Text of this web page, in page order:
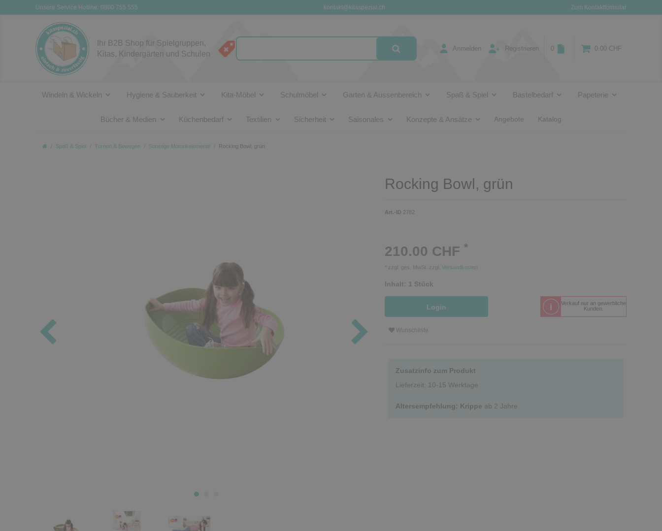
Unsere Service Hotline: 0800 755 555 kontakt@kitaspezial.ch Zum Kontaktformular
Ihr B2B Shop für Spielgruppen,
Kitas, Kindergärten und Schulen
Anmelden Registrieren 0 0.00 CHF
Windeln & Wickeln Hygiene & Sauberkeit Kita-Möbel Schulmöbel Garten & Aussenbereich Spaß & Spiel Bastelbedarf Papeterie
Bücher & Medien Küchenbedarf Textilien Sicherheit Saisonales Konzepte & Ansätze Angebote Katalog
Spaß & Spiel Turnen & Bewegen Sonstige Motorikelemente Rocking Bowl, grün
Rocking Bowl, grün
Art.-ID 2782
210.00 CHF *
* zzgl. ges. MwSt. zzgl. Versandkosten
Inhalt: 1 Stück
Login
Verkauf nur an gewerbliche
Kunden.
Wunschliste
Zusatzinfo zum Produkt
Lieferzeit: 10-15 Werktage
Altersempfehlung: Krippe ab 2 Jahre